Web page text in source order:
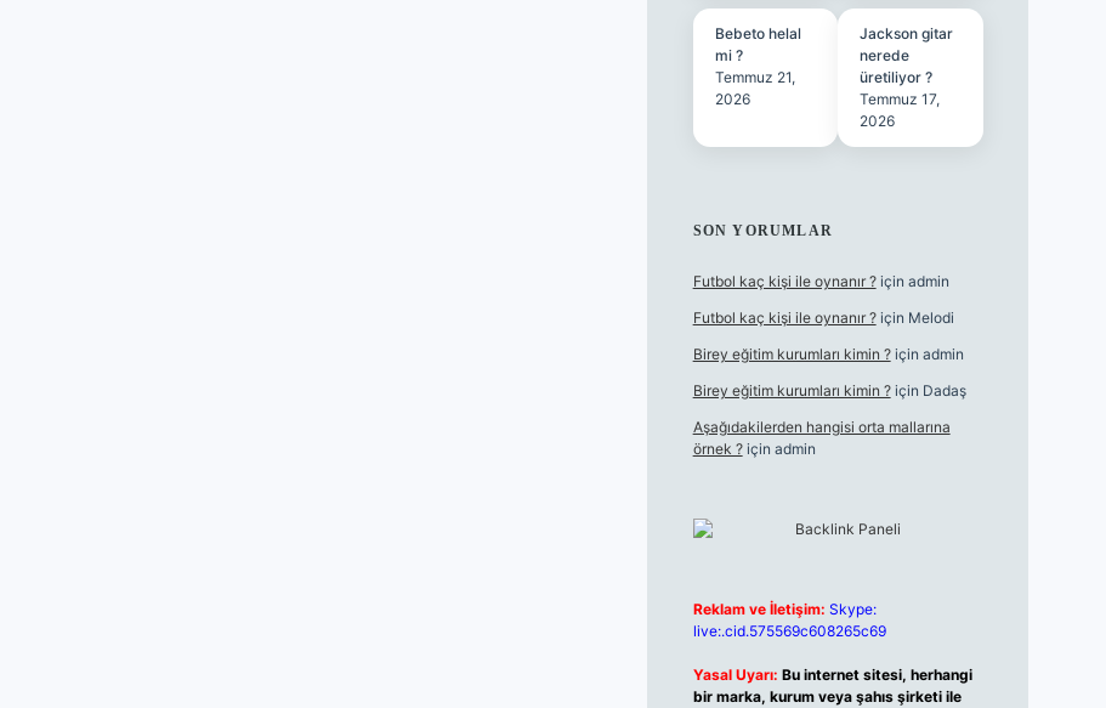
Bebeto helal
mi ?
Temmuz 21,
2026
Jackson gitar
nerede
üretiliyor ?
Temmuz 17,
2026
SON YORUMLAR
Futbol kaç kişi ile oynanır ?için admin
Futbol kaç kişi ile oynanır ?için Melodi
Birey eğitim kurumları kimin ?için admin
Birey eğitim kurumları kimin ?için Dadaş
Aşağıdakilerden hangisi orta mallarına
örnek ?için admin
Reklam ve İletişim: Skype:
live:.cid.575569c608265c69
Yasal Uyarı: Bu internet sitesi, herhangi
bir marka, kurum veya şahıs şirketi ile